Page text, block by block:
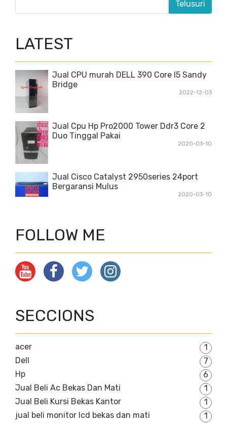
LATEST
Jual CPU murah DELL 390 Core I5 Sandy
Bridge
2022-12-03
Jual Cpu Hp Pro2000 Tower Ddr3 Core 2
Duo Tinggal Pakai
2020-03-10
Jual Cisco Catalyst 2950series 24port
Bergaransi Mulus
2020-03-10
FOLLOW ME
SECCIONS
acer
1
Dell
7
Hp
6
Jual Beli Ac Bekas Dan Mati
1
Jual Beli Kursi Bekas Kantor
1
jual beli monitor lcd bekas dan mati
1